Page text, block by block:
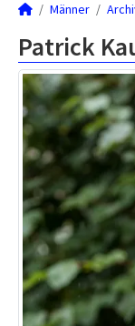
Männer
Patrick